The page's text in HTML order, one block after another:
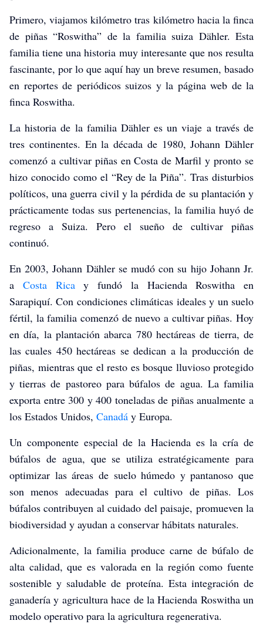
Primero, viajamos kilómetro tras kilómetro hacia la finca
de piñas “Roswitha” de la familia suiza Dähler. Esta
familia tiene una historia muy interesante que nos resulta
fascinante, por lo que aquí hay un breve resumen, basado
en reportes de periódicos suizos y la página web de la
finca Roswitha.
La historia de la familia Dähler es un viaje a través de
tres continentes. En la década de 1980, Johann Dähler
comenzó a cultivar piñas en Costa de Marfil y pronto se
hizo conocido como el “Rey de la Piña”. Tras disturbios
políticos, una guerra civil y la pérdida de su plantación y
prácticamente todas sus pertenencias, la familia huyó de
regreso a Suiza. Pero el sueño de cultivar piñas
continuó.
En 2003, Johann Dähler se mudó con su hijo Johann Jr.
a Costa Ricay fundó la Hacienda Roswitha en
Sarapiquí. Con condiciones climáticas ideales y un suelo
fértil, la familia comenzó de nuevo a cultivar piñas. Hoy
en día, la plantación abarca 780 hectáreas de tierra, de
las cuales 450 hectáreas se dedican a la producción de
piñas, mientras que el resto es bosque lluvioso protegido
y tierras de pastoreo para búfalos de agua. La familia
exporta entre 300 y 400 toneladas de piñas anualmente a
los Estados Unidos, Canadá y Europa.
Un componente especial de la Hacienda es la cría de
búfalos de agua, que se utiliza estratégicamente para
optimizar las áreas de suelo húmedo y pantanoso que
son menos adecuadas para el cultivo de piñas. Los
búfalos contribuyen al cuidado del paisaje, promueven la
biodiversidad y ayudan a conservar hábitats naturales.
Adicionalmente, la familia produce carne de búfalo de
alta calidad, que es valorada en la región como fuente
sostenible y saludable de proteína. Esta integración de
ganadería y agricultura hace de la Hacienda Roswitha un
modelo operativo para la agricultura regenerativa.